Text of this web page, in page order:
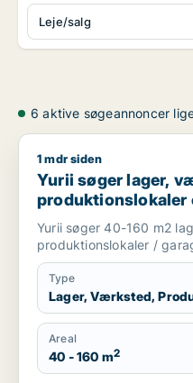
Leje/salg
6 aktive søgeannoncer
Yurii søger lager,
1 mdr siden
Yurii søger lager,
produktionslokaler
Region Sjælland
Yurii søger 40-160 m2
produktionslokaler /
Type
Lager, Værksted,
Areal
40 - 160 m2